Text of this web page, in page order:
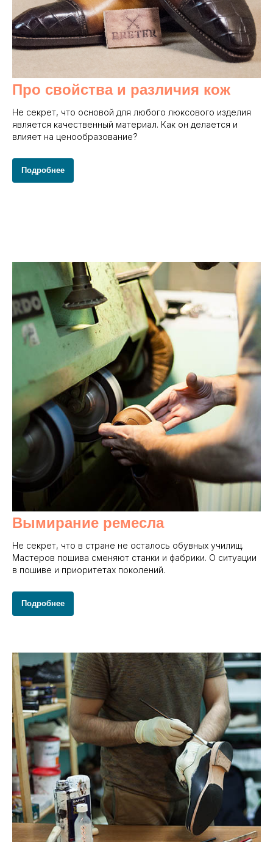
Про свойства и различия кож
Не секрет, что основой для любого люксового изделия
является качественный материал. Как он делается и
влияет на ценообразование?
Подробнее
Вымирание ремесла
Не секрет, что в стране не осталось обувных училищ.
Мастеров пошива сменяют станки и фабрики. О ситуации
в пошиве и приоритетах поколений.
Подробнее